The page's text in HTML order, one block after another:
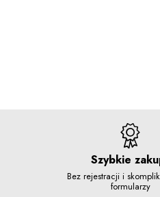
Szybkie
Bez rejestracji i
formularzy